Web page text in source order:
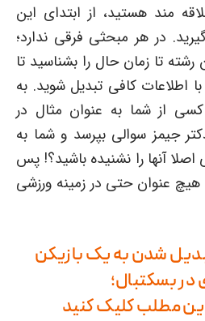
مند هستید، از ابتدای این
در هر مبحثی فرقی ندارد؛
رشته تا زمان حال را بشناسید تا
اطلاعات کافی تبدیل شوید. به
از شما به عنوان مثال در
جیمز سوالی بپرسد و شما به
آنها را نشنیده باشید؟! پس
عنوان حتی در زمینه ورزشی
شدن به یک بازیکن
در بسکتبال؛
مطلب کلیک کنید